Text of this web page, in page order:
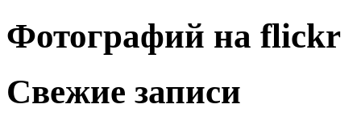
Фотографий на flickr
Свежие записи